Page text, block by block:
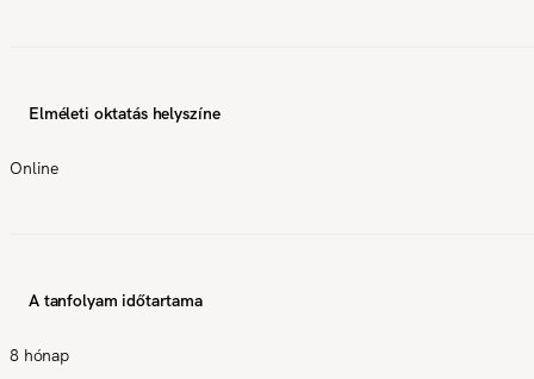
Elméleti oktatás helyszíne
Online
A tanfolyam időtartama
8 hónap